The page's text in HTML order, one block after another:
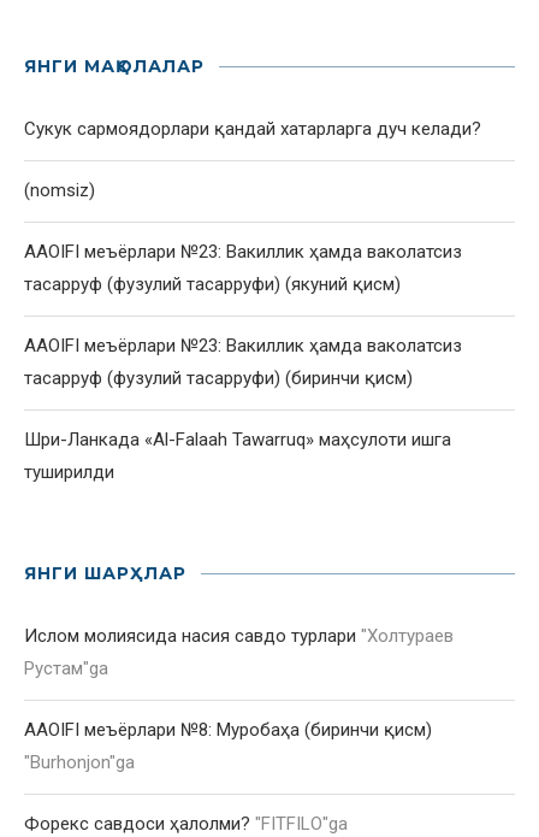
ЯНГИ МАҚОЛАЛАР
Сукук сармоядорлари қандай хатарларга дуч келади?
(nomsiz)
AAOIFI меъёрлари №23: Вакиллик ҳамда ваколатсиз
тасарруф (фузулий тасарруфи) (якуний қисм)
AAOIFI меъёрлари №23: Вакиллик ҳамда ваколатсиз
тасарруф (фузулий тасарруфи) (биринчи қисм)
Шри-Ланкада «Al-Falaah Tawarruq» маҳсулоти ишга
туширилди
ЯНГИ ШАРҲЛАР
Ислом молиясида насия савдо турлари "Холтураев
Рустам"ga
AAOIFI меъёрлари №8: Муробаҳа (биринчи қисм)
"Burhonjon"ga
Форекс савдоси ҳалолми? "FITFILO"ga